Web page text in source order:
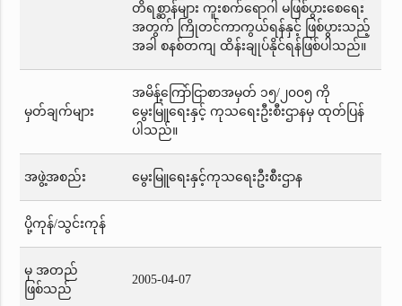
တိရစ္ဆာန်များ ကူးစက်ရောဂါ မဖြစ်ပွားစေရေး
အတွက် ကြိုတင်ကာကွယ်ရန်နှင့် ဖြစ်ပွားသည့်
အခါ စနစ်တကျ ထိန်းချုပ်နိုင်ရန်ဖြစ်ပါသည်။
မှတ်ချက်များ
အမိန့်ကြော်ငြာစာအမှတ် ၁၅/၂၀၀၅ ကို
မွေးမြူရေးနှင့် ကုသရေးဦးစီးဌာနမှ ထုတ်ပြန်
ပါသည်။
အဖွဲ့အစည်း မွေးမြူရေးနှင့်ကုသရေးဦးစီးဌာန
ပို့ကုန်/သွင်းကုန်
မှ အတည်
ဖြစ်သည်
2005-04-07